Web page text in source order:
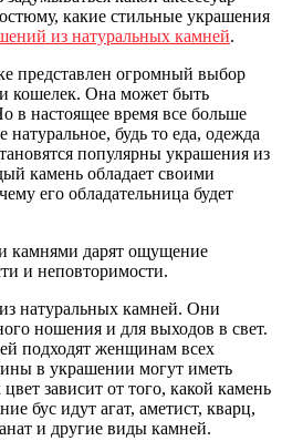
какие стильные украшения
из натуральных камней.
представлен огромный выбор
кошелек. Она может быть
в настоящее время все больше
будь то еда, одежда
популярны украшения из
камень обладает своими
его обладательница будет
камнями дарят ощущение
и неповторимости.
натуральных камней. Они
ношения и для выходов в свет.
подходят женщинам всех
в украшении могут иметь
зависит от того, какой камень
бус идут агат, аметист, кварц,
и другие виды камней.